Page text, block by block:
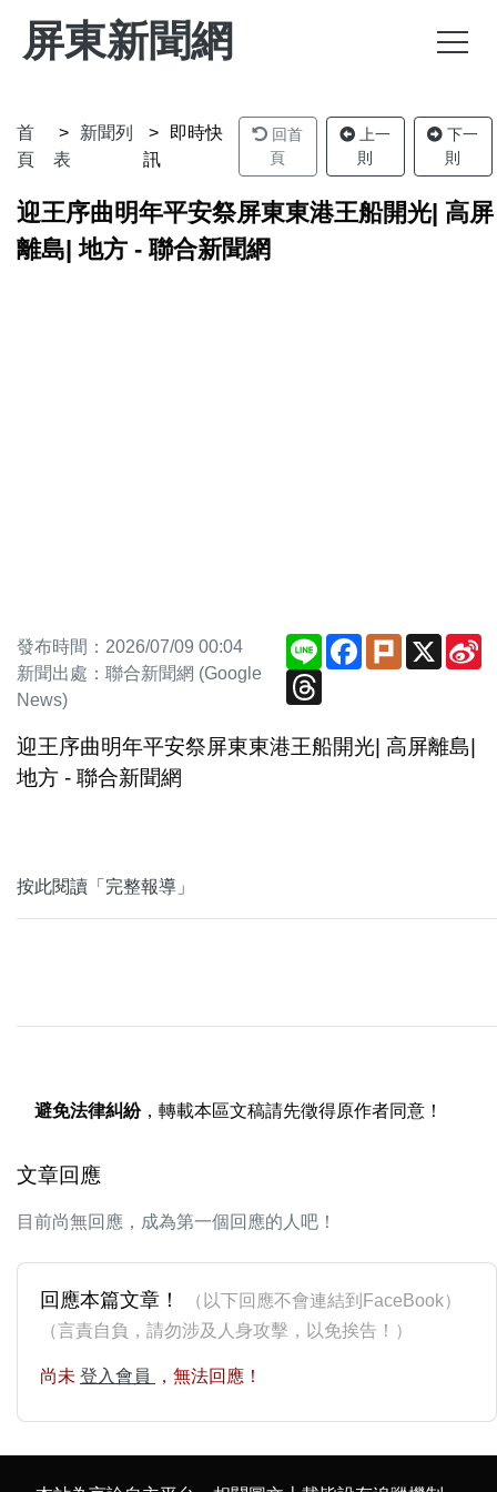
屏東新聞網
首
頁
新聞列
表
即時快
訊
回首
頁
上一
則
下一
則
迎王序曲明年平安祭屏東東港王船開光| 高屏
離島| 地方 - 聯合新聞網
發布時間：2026/07/09 00:04
新聞出處：聯合新聞網 (Google
News)
Line Facebook
PlurkX
Threads
迎王序曲明年平安祭屏東東港王船開光| 高屏離島|
地方 - 聯合新聞網
按此閱讀「完整報導」
避免法律糾紛，轉載本區文稿請先徵得原作者同意！
文章回應
目前尚無回應，成為第一個回應的人吧！
回應本篇文章！
（以下回應不會連結到FaceBook）
（言責自負，請勿涉及人身攻擊，以免挨告！）
尚未 登入會員 ，無法回應！